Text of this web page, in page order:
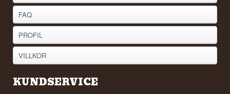
FAQ
PROFIL
VILLKOR
KUNDSERVICE